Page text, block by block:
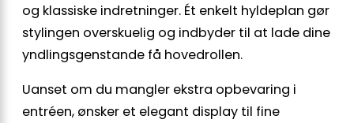
og klassiske indretninger. Ét enkelt hyldeplan gør
stylingen overskuelig og indbyder til at lade dine
yndlingsgenstande få hovedrollen.
Uanset om du mangler ekstra opbevaring i
entréen, ønsker et elegant display til fine